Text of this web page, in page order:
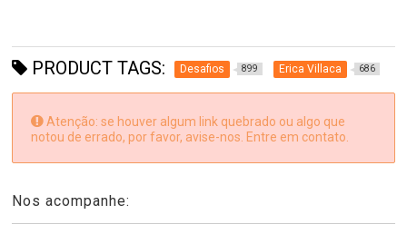
PRODUCT TAGS: Desafios 899 Erica Villaca 686
Atenção: se houver algum link quebrado ou algo que
notou de errado, por favor, avise-nos. Entre em contato.
Nos acompanhe: